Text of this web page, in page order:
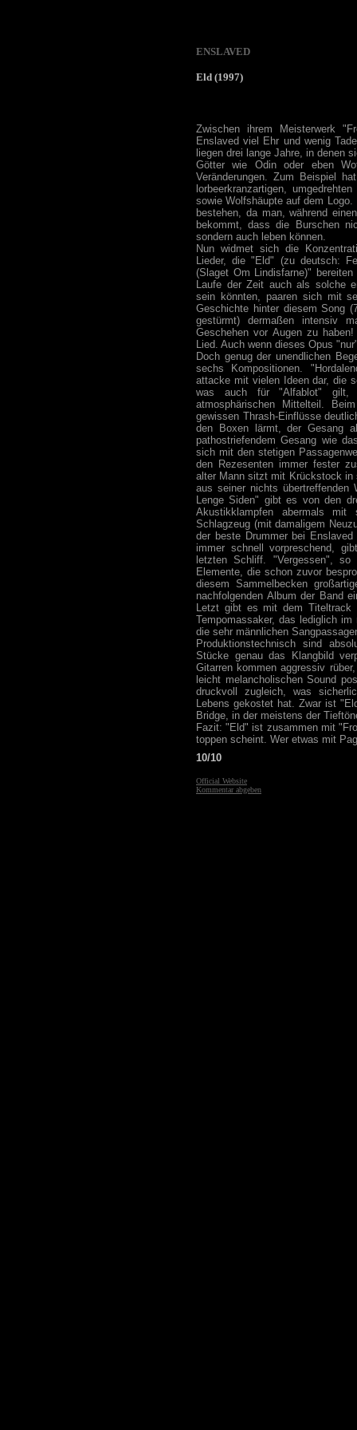
ENSLAVED
Eld (1997)
Zwischen ihrem Meisterwerk
Enslaved viel Ehr und wenig
liegen drei lange Jahre, in denen
Götter wie Odin oder eben
Veränderungen. Zum Beispiel
lorbeerkranzartigen,
sowie Wolfshäupte auf dem
bestehen, da man, während
bekommt, dass die Burschen
sondern auch leben können.
Nun widmet sich die
Lieder, die "Eld" (zu deutsch:
(Slaget Om Lindisfarne)"
Laufe der Zeit auch als solche
sein könnten, paaren sich mit
Geschichte hinter diesem Song
gestürmt) dermaßen intensiv
Geschehen vor Augen zu
Lied. Auch wenn dieses Opus
Doch genug der unendlichen
sechs Kompositionen.
attacke mit vielen Ideen dar, die
was auch für "Alfablot" gilt,
atmosphärischen Mittelteil.
gewissen Thrash-Einflüsse
den Boxen lärmt, der Gesang
pathostriefendem Gesang wie
sich mit den stetigen
den Rezesenten immer fester
alter Mann sitzt mit Krückstock in
aus seiner nichts
Lenge Siden" gibt es von den
Akustikklampfen abermals mit
Schlagzeug (mit damaligem
der beste Drummer bei
immer schnell vorpreschend,
letzten Schliff. "Vergessen",
Elemente, die schon zuvor
diesem Sammelbecken
nachfolgenden Album der Band
Letzt gibt es mit dem Titeltrack
Tempomassaker, das lediglich
die sehr männlichen
Produktionstechnisch sind
Stücke genau das Klangbild
Gitarren kommen aggressiv
leicht melancholischen Sound
druckvoll zugleich, was
Lebens gekostet hat. Zwar ist
Bridge, in der meistens der
Fazit: "Eld" ist zusammen mit
toppen scheint. Wer etwas mit
10/10
Official Website
Kommentar abgeben